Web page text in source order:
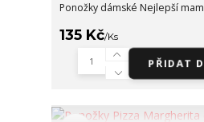
Ponožky dámské Nejlepší
135 Kč/Ks
PŘIDAT